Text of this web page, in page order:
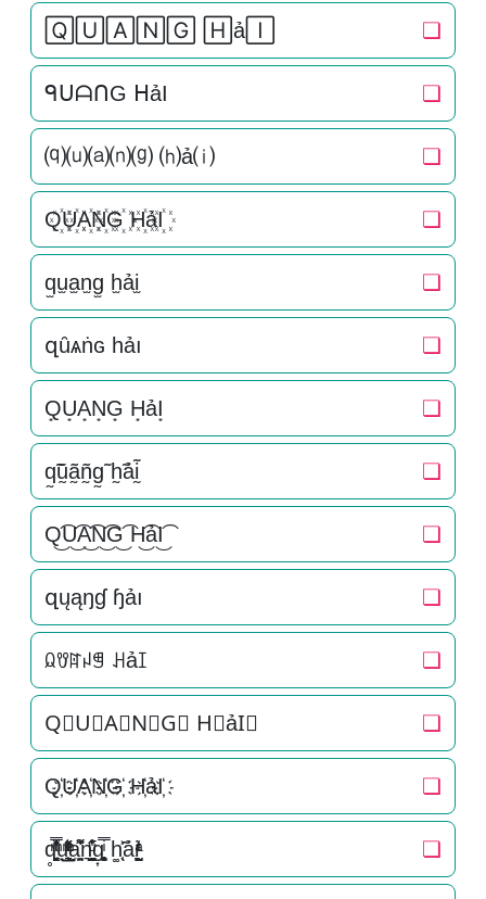
🅀🅄🄰🄽🄶 🄷ả🄸 ❏
ᑫᑌᗩᑎG ᕼảI ❏
⒬⒰⒜⒩⒢ ⒣ả⒤ ❏
Q꙰U꙰A꙰N꙰G꙰ H꙰ảI꙰ ❏
q̫u̫a̫n̫g̫ h̫ải̫ ❏
զȗѧṅɢ һảı ❏
Q͙U͙A͙N͙G͙ H͙ảI͙ ❏
q̰̃ṵ̃ã̰ñ̰g̰̃ h̰̃ảḭ̃ ❏
Q͜͡U͜͡A͜͡N͜͡G͜͡ H͜͡ảI͜͡ ❏
զųąŋɠ ɧảı ❏
ꆰꀎꍏꈤꁅ ꃅảꀤ ❏
Q⃟U⃟A⃟N⃟G⃟ H⃟ảI⃟ ❏
Q҉U҉A҉N҉G҉ H҉ảI҉ ❏
q̥̳̭̘̳͔̹̄ͫ̔̌ͭ̿̓ͅu̟͎̲͕̼̳͉̲ͮͫͭ̋ͭ͛ͣ̈a̘̫͈̭͌͛͌̇̇̍n͉̠̙͉̗̺̋̋̔ͧ̊g͎͚̥͎͔͕ͥ̿ h͚̖̜̍̃͐ải̞̟̫̺ͭ̒ͭͣ ❏